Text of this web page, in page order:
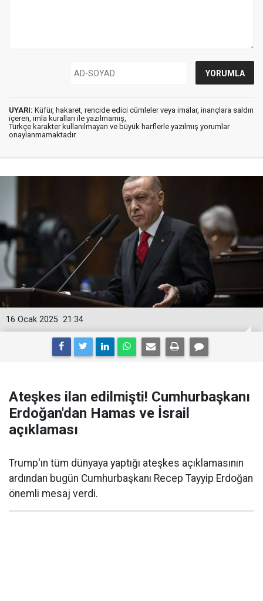
UYARI: Küfür, hakaret, rencide edici cümleler veya imalar, inançlara saldırı
içeren, imla kuralları ile yazılmamış,
Türkçe karakter kullanılmayan ve büyük harflerle yazılmış yorumlar
onaylanmamaktadır.
21:34
16 Ocak 2025
Ateşkes ilan edilmişti! Cumhurbaşkanı
Erdoğan'dan Hamas ve İsrail
açıklaması
Trump'ın tüm dünyaya yaptığı ateşkes açıklamasının
ardından bugün Cumhurbaşkanı Recep Tayyip Erdoğan
önemli mesaj verdi.